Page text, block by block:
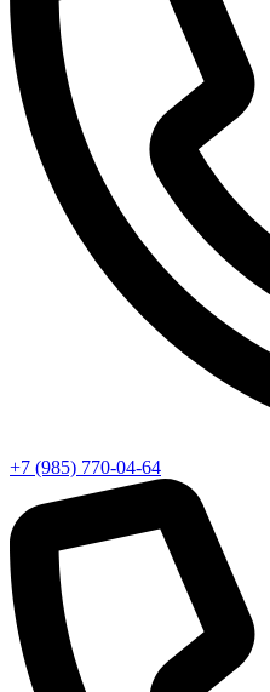
+7 (985) 770-04-64